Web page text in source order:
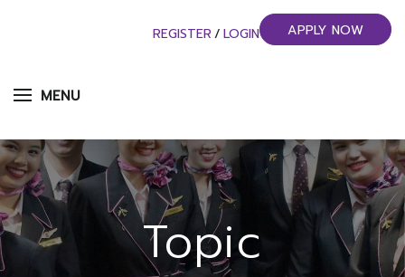
MENU
REGISTER / LOGIN APPLY NOW
Topic